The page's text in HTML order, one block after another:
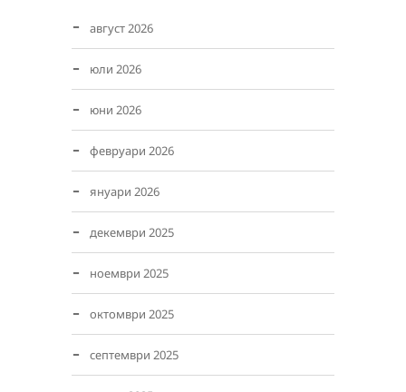
август 2026
юли 2026
юни 2026
февруари 2026
януари 2026
декември 2025
ноември 2025
октомври 2025
септември 2025